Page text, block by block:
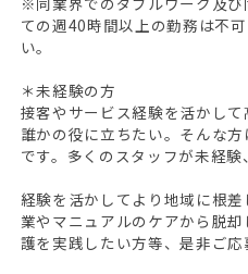
HOME
無料会員登録
キープした求人 0
ての週40時間以上の勤務は不
い。
＊未経験の方
接客やサービス経験を活かして
誰かの役に立ちたい。そんな
です。多くのスタッフが未経験
経験を活かしてより地域に根
業やマニュアルのケアから脱
護を実践したい方等、是非ご応